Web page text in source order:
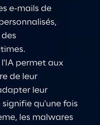
e-mails de
l'IA permet aux
de leur
leur
qu'une fois
les malwares